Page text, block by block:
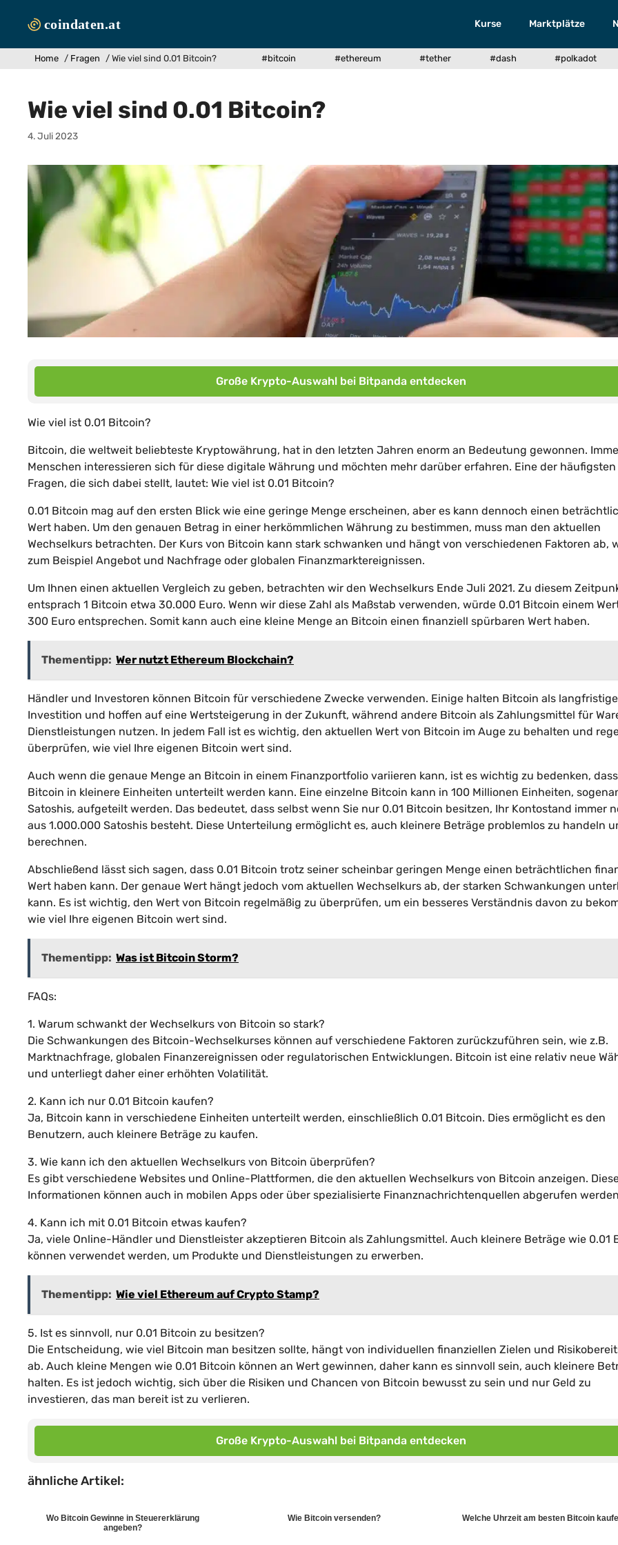
Inhalt
Kurse Marktplätze
Home / Fragen / Wie viel sind 0.01 Bitcoin? #bitcoin #ethereum #tether #dash #polkadot
Wie viel sind 0.01 Bitcoin?
4. Juli 2023
Große Krypto-Auswahl bei Bitpanda entdecken
Wie viel ist 0.01 Bitcoin?
Bitcoin, die weltweit beliebteste Kryptowährung, hat in den letzten Jahren enorm an Bedeutung gewonnen.
Menschen interessieren sich für diese digitale Währung und möchten mehr darüber erfahren. Eine der häufigsten
Fragen, die sich dabei stellt, lautet: Wie viel ist 0.01 Bitcoin?
0.01 Bitcoin mag auf den ersten Blick wie eine geringe Menge erscheinen, aber es kann dennoch einen
Wert haben. Um den genauen Betrag in einer herkömmlichen Währung zu bestimmen, muss man den aktuellen
Wechselkurs betrachten. Der Kurs von Bitcoin kann stark schwanken und hängt von verschiedenen Faktoren ab,
zum Beispiel Angebot und Nachfrage oder globalen Finanzmarktereignissen.
Um Ihnen einen aktuellen Vergleich zu geben, betrachten wir den Wechselkurs Ende Juli 2021. Zu diesem
entsprach 1 Bitcoin etwa 30.000 Euro. Wenn wir diese Zahl als Maßstab verwenden, würde 0.01 Bitcoin einem
300 Euro entsprechen. Somit kann auch eine kleine Menge an Bitcoin einen finanziell spürbaren Wert haben.
Thementipp: Wer nutzt Ethereum Blockchain?
Händler und Investoren können Bitcoin für verschiedene Zwecke verwenden. Einige halten Bitcoin als langfristige
Investition und hoffen auf eine Wertsteigerung in der Zukunft, während andere Bitcoin als Zahlungsmittel für
Dienstleistungen nutzen. In jedem Fall ist es wichtig, den aktuellen Wert von Bitcoin im Auge zu behalten und
überprüfen, wie viel Ihre eigenen Bitcoin wert sind.
Auch wenn die genaue Menge an Bitcoin in einem Finanzportfolio variieren kann, ist es wichtig zu bedenken, dass
Bitcoin in kleinere Einheiten unterteilt werden kann. Eine einzelne Bitcoin kann in 100 Millionen Einheiten,
Satoshis, aufgeteilt werden. Das bedeutet, dass selbst wenn Sie nur 0.01 Bitcoin besitzen, Ihr Kontostand immer
aus 1.000.000 Satoshis besteht. Diese Unterteilung ermöglicht es, auch kleinere Beträge problemlos zu handeln
berechnen.
Abschließend lässt sich sagen, dass 0.01 Bitcoin trotz seiner scheinbar geringen Menge einen beträchtlichen
Wert haben kann. Der genaue Wert hängt jedoch vom aktuellen Wechselkurs ab, der starken Schwankungen
kann. Es ist wichtig, den Wert von Bitcoin regelmäßig zu überprüfen, um ein besseres Verständnis davon zu
wie viel Ihre eigenen Bitcoin wert sind.
Thementipp: Was ist Bitcoin Storm?
FAQs:
1. Warum schwankt der Wechselkurs von Bitcoin so stark?
Die Schwankungen des Bitcoin-Wechselkurses können auf verschiedene Faktoren zurückzuführen sein, wie z.B.
Marktnachfrage, globalen Finanzereignissen oder regulatorischen Entwicklungen. Bitcoin ist eine relativ neue
und unterliegt daher einer erhöhten Volatilität.
2. Kann ich nur 0.01 Bitcoin kaufen?
Ja, Bitcoin kann in verschiedene Einheiten unterteilt werden, einschließlich 0.01 Bitcoin. Dies ermöglicht es den
Benutzern, auch kleinere Beträge zu kaufen.
3. Wie kann ich den aktuellen Wechselkurs von Bitcoin überprüfen?
Es gibt verschiedene Websites und Online-Plattformen, die den aktuellen Wechselkurs von Bitcoin anzeigen.
Informationen können auch in mobilen Apps oder über spezialisierte Finanznachrichtenquellen abgerufen
4. Kann ich mit 0.01 Bitcoin etwas kaufen?
Ja, viele Online-Händler und Dienstleister akzeptieren Bitcoin als Zahlungsmittel. Auch kleinere Beträge wie 0.01
können verwendet werden, um Produkte und Dienstleistungen zu erwerben.
Thementipp: Wie viel Ethereum auf Crypto Stamp?
5. Ist es sinnvoll, nur 0.01 Bitcoin zu besitzen?
Die Entscheidung, wie viel Bitcoin man besitzen sollte, hängt von individuellen finanziellen Zielen und
ab. Auch kleine Mengen wie 0.01 Bitcoin können an Wert gewinnen, daher kann es sinnvoll sein, auch kleinere
halten. Es ist jedoch wichtig, sich über die Risiken und Chancen von Bitcoin bewusst zu sein und nur Geld zu
investieren, das man bereit ist zu verlieren.
Große Krypto-Auswahl bei Bitpanda entdecken
ähnliche Artikel:
Wo Bitcoin Gewinne in Steuererklärung
angeben?
Wie Bitcoin versenden? Welche Uhrzeit am besten Bitcoin